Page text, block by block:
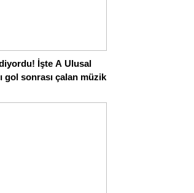
İşte A Ulusal
gol sonrası çalan müzik